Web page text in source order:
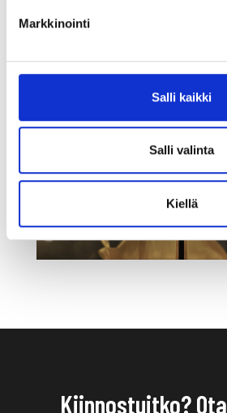
Markkinointi
Salli kaikki
Salli valinta
Kiellä
Kiinnostuitko? Ota